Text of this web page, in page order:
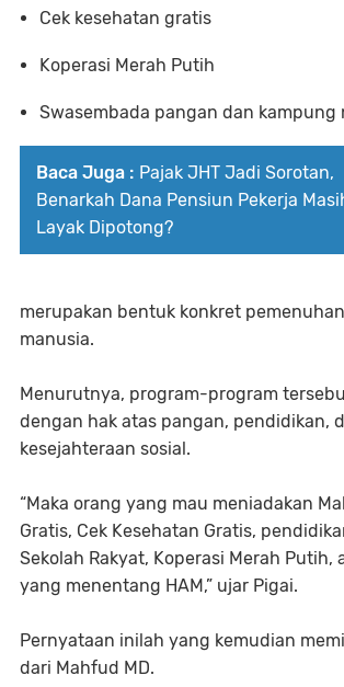
Cek kesehatan gratis
Koperasi Merah Putih
Swasembada pangan dan kampung
Baca Juga : Pajak JHT Jadi Sorotan,
Benarkah Dana Pensiun Pekerja
Layak Dipotong?
merupakan bentuk konkret
manusia.
Menurutnya, program-program
dengan hak atas pangan, pendidikan,
kesejahteraan sosial.
“Maka orang yang mau meniadakan
Gratis, Cek Kesehatan Gratis,
Sekolah Rakyat, Koperasi Merah Putih,
yang menentang HAM,” ujar Pigai.
Pernyataan inilah yang kemudian
dari Mahfud MD.